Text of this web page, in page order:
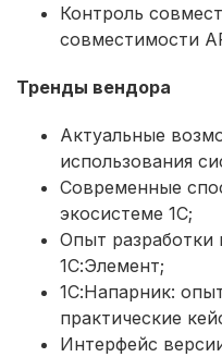
Контроль
совместимости
Тренды вендора
Актуальные
использования
Современные
экосистеме 1С;
Опыт
1С:Элемент;
1С:Напарник:
практические
Интерфейс